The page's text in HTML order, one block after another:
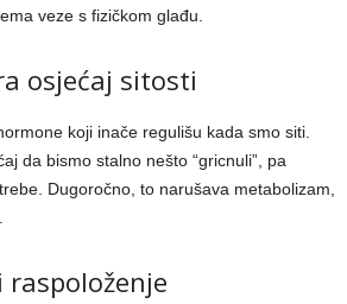
veze s fizičkom glađu.
osjećaj sitosti
koji inače regulišu kada smo siti.
da bismo stalno nešto “gricnuli”, pa
Dugoročno, to narušava metabolizam,
raspoloženje